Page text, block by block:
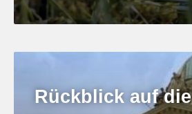
Rückblick auf die